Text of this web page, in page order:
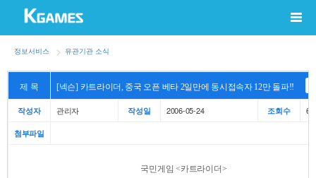
정보서비스 유관기관 소식
제 목 [넥슨] 카트라이더, 중국 오픈 베타 2일만에 동시접속자 12만 돌파!!
작성자 관리자 작성일 2006-05-24 조회수
첨부파일
국민게임 <카트라이더>